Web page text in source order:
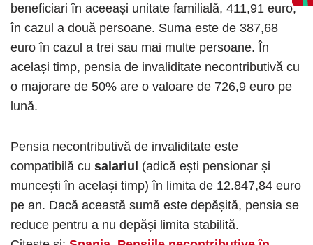
beneficiari în aceeași unitate familială, 411,91 euro,
în cazul a două persoane. Suma este de 387,68
euro în cazul a trei sau mai multe persoane. În
același timp, pensia de invaliditate necontributivă cu
o majorare de 50% are o valoare de 726,9 euro pe
lună.
Pensia necontributivă de invaliditate este
compatibilă cu salariul (adică ești pensionar și
muncești în același timp) în limita de 12.847,84 euro
pe an. Dacă această sumă este depășită, pensia se
reduce pentru a nu depăși limita stabilită.